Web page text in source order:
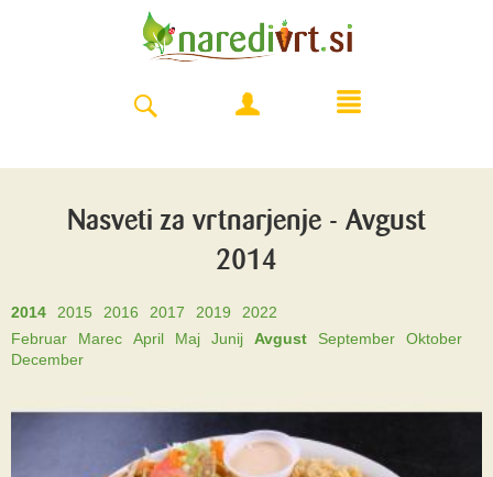
Nasveti za vrtnarjenje - Avgust
2014
2014 2015 2016 2017 2019
2022
Februar
Marec April Maj Junij Avgust September
Oktober
December